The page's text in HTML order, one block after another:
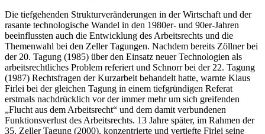
Die tiefgehenden Strukturveränderungen in der Wirtschaft und der
rasante technologische Wandel in den 1980er- und 90er-Jahren
beeinflussten auch die Entwicklung des Arbeitsrechts und die
Themenwahl bei den Zeller Tagungen. Nachdem bereits Zöllnerbei
der 20. Tagung (1985) über den Einsatz neuer Technologien als
arbeitsrechtliches Problem referiert und Schnorrbei der 22. Tagung
(1987) Rechtsfragen der Kurzarbeit behandelt hatte, warnte Klaus
Firlei bei der gleichen Tagung in einem tiefgründigen Referat
erstmals nachdrücklich vor der immer mehr um sich greifenden
„Flucht aus dem Arbeitsrecht“ und dem damit verbundenen
Funktionsverlust des Arbeitsrechts. 13 Jahre später, im Rahmen der
35. Zeller Tagung (2000), konzentrierte und vertiefte Firlei seine